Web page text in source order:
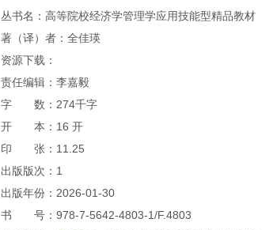
丛书名：高等院校经济学管理学应用技能型精品教材
著（译）者：全佳瑛
资源下载：
责任编辑：李嘉毅
字 数：274千字
开 本：16 开
印 张：11.25
出版版次：1
出版年份：2026-01-30
书 号：978-7-5642-4803-1/F.4803